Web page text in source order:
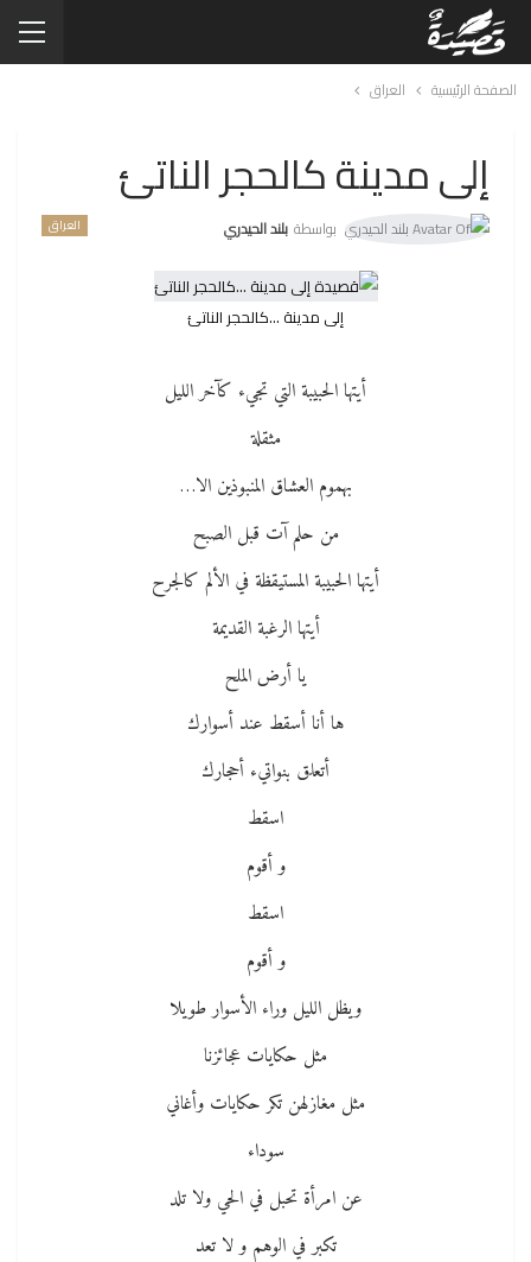
الصفحة الرئيسية العراق
إلى مدينة كالحجر الناتئ
العراق بواسطة بلند الحيدري
إلى مدينة …كالحجر الناتئ
أيتها الحبيبة التي تجيء كآخر الليل
مثقلة
بهموم العشاق المنبوذين الا…
من حلم آت قبل الصبح
أيتها الحبيبة المستيقظة في الألم كالجرح
أيتها الرغبة القديمة
يا أرض الملح
ها أنا أسقط عند أسوارك
أتعلق بنواتيء أحجارك
اسقط
و أقوم
اسقط
و أقوم
ويظل الليل وراء الأسوار طويلا
مثل حكايات عجائزنا
مثل مغازلهن تكر حكايات وأغاني
سوداء
عن امرأة تحبل في الحي ولا تلد
تكبر في الوهم و لا تعد